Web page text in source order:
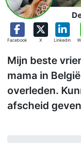
Facebook X Linkedin
Mijn beste
mama in
overleden.
afscheid